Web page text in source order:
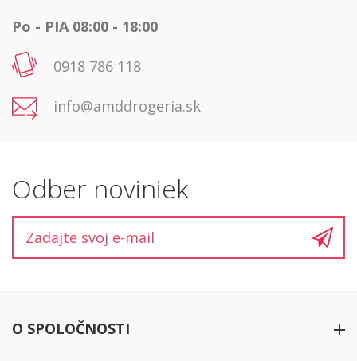
Po - PIA 08:00 - 18:00
0918 786 118
info@amddrogeria.sk
Odber noviniek
O SPOLOČNOSTI